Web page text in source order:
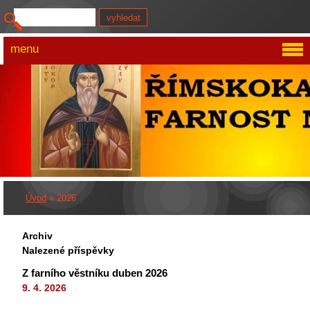
Úvod » 2026
Archiv
Nalezené příspěvky
Z farního věstníku duben 2026
9. 4. 2026
menu